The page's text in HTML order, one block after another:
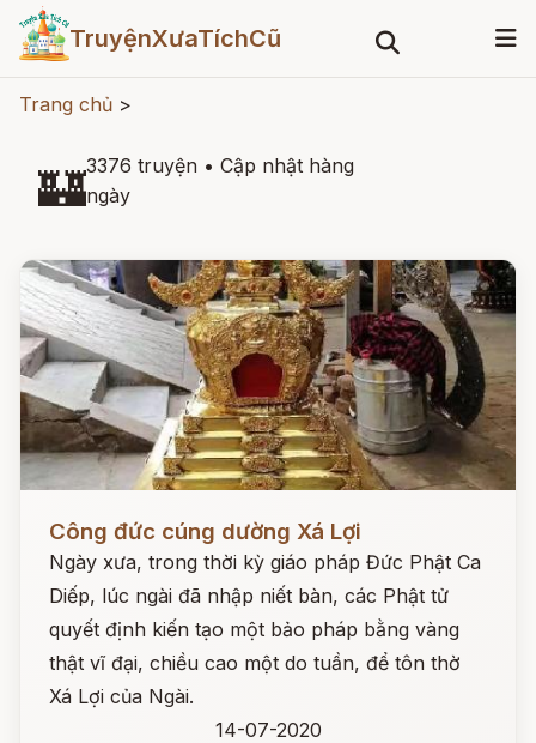
TruyệnXưaTíchCũ
Trang chủ >
🏰3376 truyện • Cập nhật hàng
ngày
Công đức cúng dường Xá Lợi
Ngày xưa, trong thời kỳ giáo pháp Đức Phật Ca
Diếp, lúc ngài đã nhập niết bàn, các Phật tử
quyết định kiến tạo một bảo pháp bằng vàng
thật vĩ đại, chiều cao một do tuần, để tôn thờ
Xá Lợi của Ngài.
14-07-2020